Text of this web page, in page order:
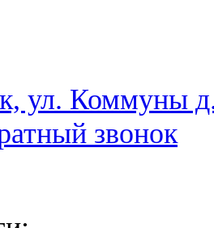
С 2003 ГОДА
ул. Коммуны
звонок